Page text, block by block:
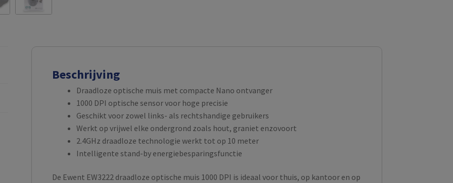
Beschrijving
Draadloze optische muis met compacte Nano ontvanger
1000 DPI optische sensor voor hoge precisie
Geschikt voor zowel links- als rechtshandige gebruikers
Werkt op vrijwel elke ondergrond zoals hout, graniet enzovoort
2.4GHz draadloze technologie werkt tot op 10 meter
Intelligente stand-by energiebesparingsfunctie
De Ewent EW3222 draadloze optische muis 1000 DPI is ideaal voor thuis, op kantoor en op